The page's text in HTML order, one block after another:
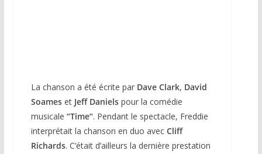
La chanson a été écrite par Dave Clark, David
Soameset Jeff Danielspour la comédie
musicale “Time“. Pendant le spectacle, Freddie
interprétait la chanson en duo avec Cliff
Richards. C’était d’ailleurs la dernière prestation